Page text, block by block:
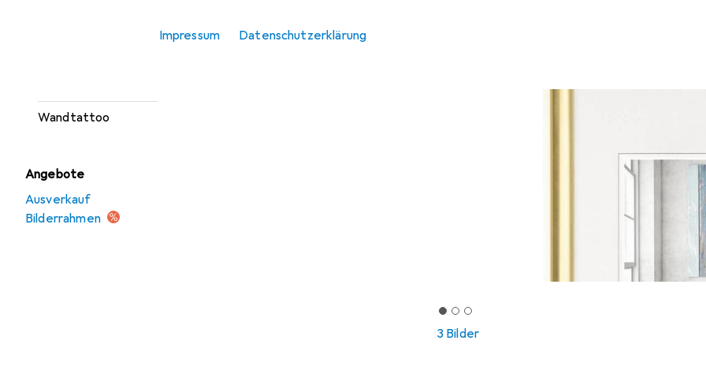
Impressum Datenschutzerklärung
Wandtattoo
Angebote
Ausverkauf
Bilderrahmen
3 Bilder